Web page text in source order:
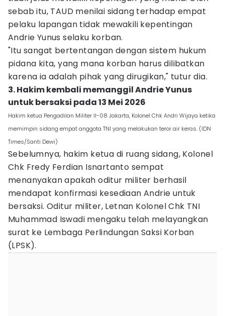
sebab itu, TAUD menilai sidang terhadap empat
pelaku lapangan tidak mewakili kepentingan
Andrie Yunus selaku korban.
"Itu sangat bertentangan dengan sistem hukum
pidana kita, yang mana korban harus dilibatkan
karena ia adalah pihak yang dirugikan," tutur dia.
3. Hakim kembali memanggil Andrie Yunus
untuk bersaksi pada 13 Mei 2026
Hakim ketua Pengadilan Militer II-08 Jakarta, Kolonel Chk Andri Wijaya ketika
memimpin sidang empat anggota TNI yang melakukan teror air keras. (IDN
Times/Santi Dewi)
Sebelumnya, hakim ketua di ruang sidang, Kolonel
Chk Fredy Ferdian Isnartanto sempat
menanyakan apakah oditur militer berhasil
mendapat konfirmasi kesediaan Andrie untuk
bersaksi. Oditur militer, Letnan Kolonel Chk TNI
Muhammad Iswadi mengaku telah melayangkan
surat ke Lembaga Perlindungan Saksi Korban
(LPSK).